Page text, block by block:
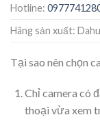
Hotline:
Hãng sản xuất:
Tại sao nên chọn
Chỉ camera có
thoại vừa xem